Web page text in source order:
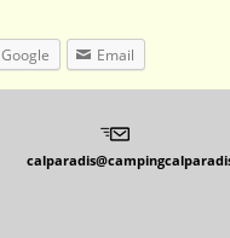
Google Email